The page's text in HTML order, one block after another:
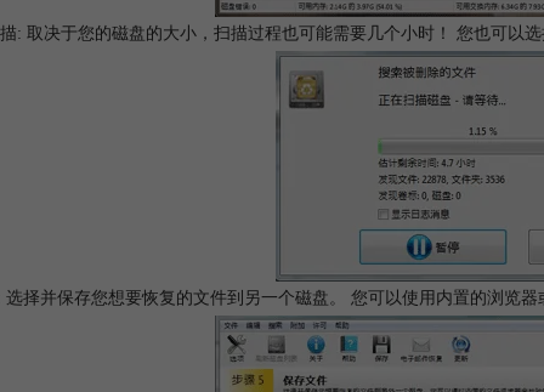
: 取决于您的磁盘的大小，扫描过程也可能需要几个小时！ 您也可以
选择并保存您想要恢复的文件到另一个磁盘。 您可以使用内置的浏览